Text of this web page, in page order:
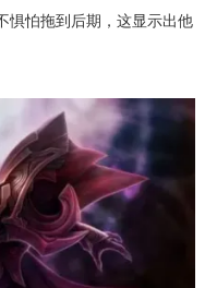
惧怕拖到后期，这显示出他